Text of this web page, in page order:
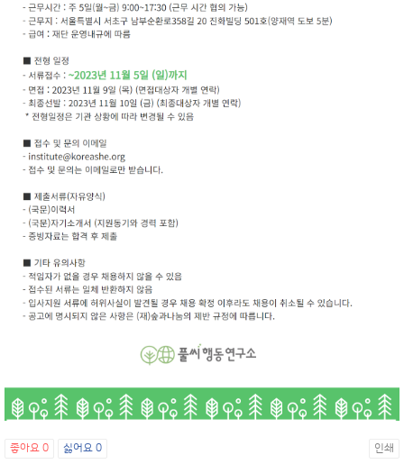
좋아요 0 싫어요 0 인쇄